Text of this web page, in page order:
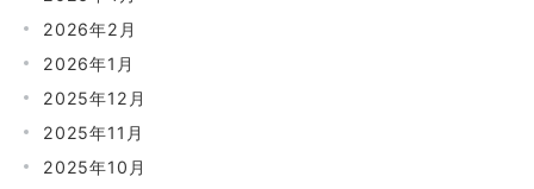
2026年2月
2026年1月
2025年12月
2025年11月
2025年10月